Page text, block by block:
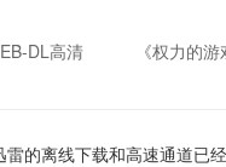
DL高清
《权力的
雷的离线下载和高速通道已